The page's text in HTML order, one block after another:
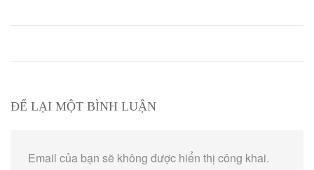
ĐỂ LẠI MỘT BÌNH LUẬN
Email của bạn sẽ không được hiển thị công khai.